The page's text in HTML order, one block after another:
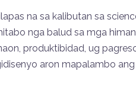
na sa kalibutan sa
nga balud sa mga
produktibidad, ug
aron mapalambo